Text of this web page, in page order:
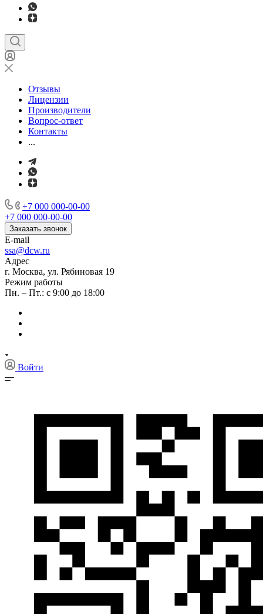
Отзывы
Лицензии
Производители
Вопрос-ответ
Контакты
...
+7 000 000-00-00
+7 000 000-00-00
Заказать звонок
E-mail
ssa@dcw.ru
Адрес
г. Москва, ул. Рябиновая 19
Режим работы
Пн. – Пт.: с 9:00 до 18:00
Войти